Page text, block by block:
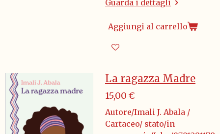
Guarda i dettagli
Aggiungi al carrello
La ragazza Madre
15,00 €
Autore/Imali J. Abala /
Cartaceo/ stato/in